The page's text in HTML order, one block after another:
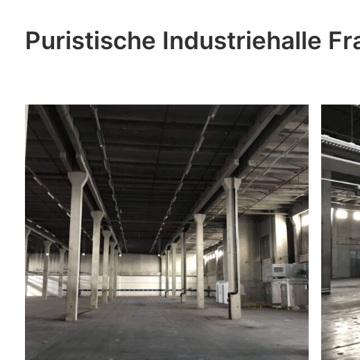
Puristische Industriehalle